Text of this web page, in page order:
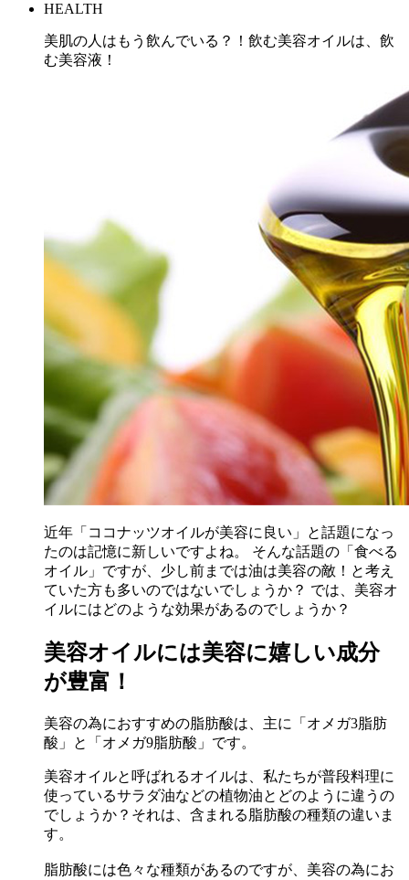
HEALTH
美肌の人はもう飲んでいる？！飲む美容オイルは、飲
む美容液！
近年「ココナッツオイルが美容に良い」と話題になっ
たのは記憶に新しいですよね。 そんな話題の「食べる
オイル」ですが、少し前までは油は美容の敵！と考え
ていた方も多いのではないでしょうか？ では、美容オ
イルにはどのような効果があるのでしょうか？
美容オイルには美容に嬉しい成分
が豊富！
美容の為におすすめの脂肪酸は、主に「オメガ3脂肪
酸」と「オメガ9脂肪酸」です。
美容オイルと呼ばれるオイルは、私たちが普段料理に
使っているサラダ油などの植物油とどのように違うの
でしょうか？それは、含まれる脂肪酸の種類の違いま
す。
脂肪酸には色々な種類があるのですが、美容の為にお